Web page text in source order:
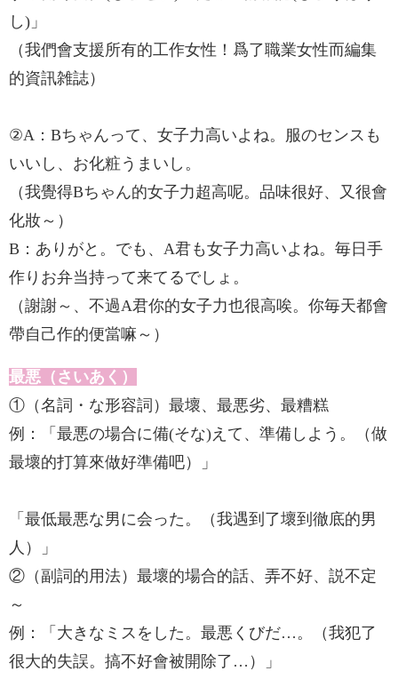
し)」
（我們會支援所有的工作女性！爲了職業女性而編集
的資訊雑誌）
②A：Bちゃんって、女子力高いよね。服のセンスも
いいし、お化粧うまいし。
（我覺得Bちゃん的女子力超高呢。品味很好、又很會
化妝～）
B：ありがと。でも、A君も女子力高いよね。毎日手
作りお弁当持って来てるでしょ。
（謝謝～、不過A君你的女子力也很高唉。你毎天都會
帶自己作的便當嘛～）
最悪（さいあく）
①（名詞・な形容詞）最壞、最悪劣、最糟糕
例：「最悪の場合に備(そな)えて、準備しよう。（做
最壞的打算來做好準備吧）」
「最低最悪な男に会った。（我遇到了壞到徹底的男
人）」
②（副詞的用法）最壞的場合的話、弄不好、説不定
～
例：「大きなミスをした。最悪くびだ…。（我犯了
很大的失誤。搞不好會被開除了…）」